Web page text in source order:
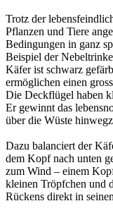
Trotz der
Pflanzen und Tiere
Bedingungen in ganz
Beispiel der
Käfer ist schwarz
ermöglichen einen
Die Deckflügel haben
Er gewinnt das
über die Wüste
Dazu balanciert der
dem Kopf nach unten
zum Wind – einem
kleinen Tröpfchen und
Rückens direkt in